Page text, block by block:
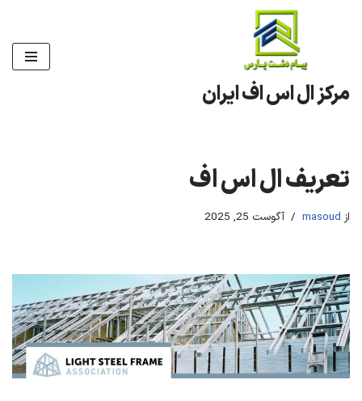
محتوا
مرکز ال اس اف ایران
تعریف ال اس اف
از masoud آگوست 25, 2025